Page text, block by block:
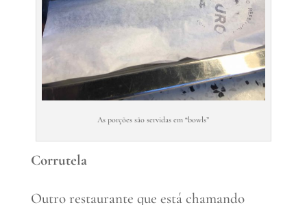
As porções são servidas em “bowls”
Corrutela
Outro restaurante que está chamando